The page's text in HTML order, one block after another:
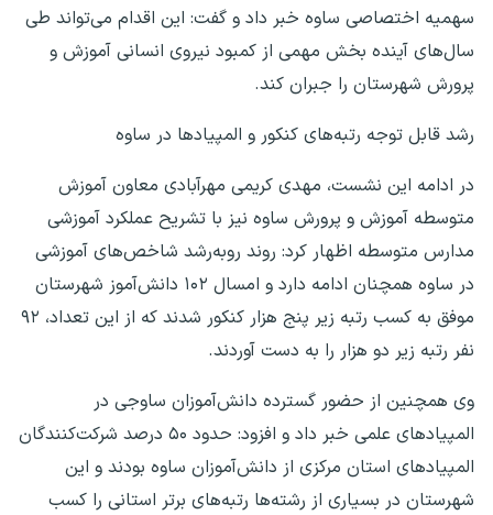
سهمیه اختصاصی ساوه خبر داد و گفت: این اقدام می‌تواند طی
سال‌های آینده بخش مهمی از کمبود نیروی انسانی آموزش و
پرورش شهرستان را جبران کند.
رشد قابل توجه رتبه‌های کنکور و المپیادها در ساوه
در ادامه این نشست، مهدی کریمی مهرآبادی معاون آموزش
متوسطه آموزش و پرورش ساوه نیز با تشریح عملکرد آموزشی
مدارس متوسطه اظهار کرد: روند روبه‌رشد شاخص‌های آموزشی
در ساوه همچنان ادامه دارد و امسال ۱۰۲ دانش‌آموز شهرستان
موفق به کسب رتبه زیر پنج هزار کنکور شدند که از این تعداد، ۹۲
نفر رتبه زیر دو هزار را به دست آوردند.
وی همچنین از حضور گسترده دانش‌آموزان ساوجی در
المپیادهای علمی خبر داد و افزود: حدود ۵۰ درصد شرکت‌کنندگان
المپیادهای استان مرکزی از دانش‌آموزان ساوه بودند و این
شهرستان در بسیاری از رشته‌ها رتبه‌های برتر استانی را کسب